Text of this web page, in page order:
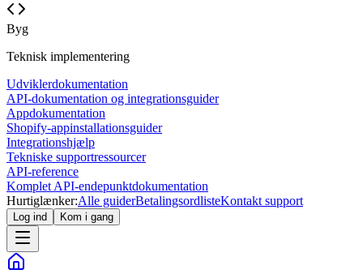
Byg
Teknisk implementering
Udviklerdokumentation
API-dokumentation og integrationsguider
Appdokumentation
Shopify-appinstallationsguider
Integrationshjælp
Tekniske supportressourcer
API-reference
Komplet API-endepunktdokumentation
Hurtiglænker:Alle guiderBetalingsordlisteKontakt support
Log ind Kom i gang